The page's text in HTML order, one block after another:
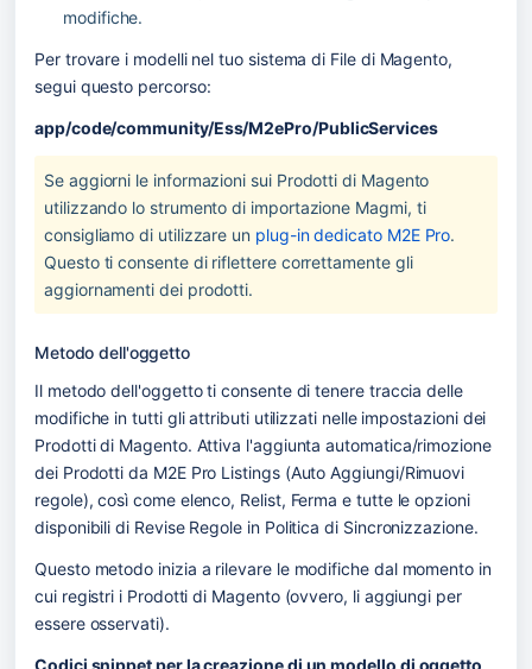
modifiche.
Per trovare i modelli nel tuo sistema di File di Magento,
segui questo percorso:
app/code/community/Ess/M2ePro/PublicServices
Se aggiorni le informazioni sui Prodotti di Magento
utilizzando lo strumento di importazione Magmi, ti
consigliamo di utilizzare un plug-in dedicato M2E Pro.
Questo ti consente di riflettere correttamente gli
aggiornamenti dei prodotti.
Metodo dell'oggetto
Il metodo dell'oggetto ti consente di tenere traccia delle
modifiche in tutti gli attributi utilizzati nelle impostazioni dei
Prodotti di Magento. Attiva l'aggiunta automatica/rimozione
dei Prodotti da M2E Pro Listings (Auto Aggiungi/Rimuovi
regole), così come elenco, Relist, Ferma e tutte le opzioni
disponibili di Revise Regole in Politica di Sincronizzazione.
Questo metodo inizia a rilevare le modifiche dal momento in
cui registri i Prodotti di Magento (ovvero, li aggiungi per
essere osservati).